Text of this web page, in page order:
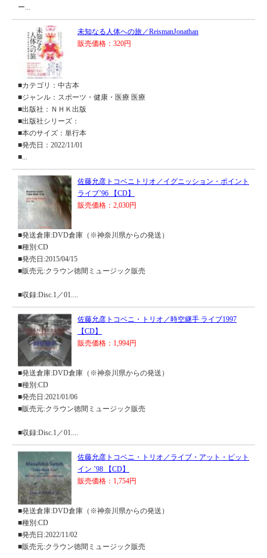
ー...
未知なる人体への旅／ReismanJonathan
販売価格：320円
■カテゴリ：中古本
■ジャンル：スポーツ・健康・医療 医療
■出版社：ＮＨＫ出版
■出版社シリーズ：
■本のサイズ：単行本
■発売日：2022/11/01
■...
佐藤允彦トコベニトリオ／イグニッション・ポイント
ライブ’96 【CD】
販売価格：2,030円
■発送倉庫:DVD倉庫（※神奈川県からの発送）
■種別:CD
■発売日:2015/04/15
■販売元:クラウン徳間ミュージック販売
■収録:Disc.1／01....
佐藤允彦トコベニ・トリオ／時空継手 ライブ1997
【CD】
販売価格：1,994円
■発送倉庫:DVD倉庫（※神奈川県からの発送）
■種別:CD
■発売日:2021/01/06
■販売元:クラウン徳間ミュージック販売
■収録:Disc.1／01....
佐藤允彦トコベニ・トリオ／ライブ・アット・ピット
イン ’98 【CD】
販売価格：1,754円
■発送倉庫:DVD倉庫（※神奈川県からの発送）
■種別:CD
■発売日:2022/11/02
■販売元:クラウン徳間ミュージック販売